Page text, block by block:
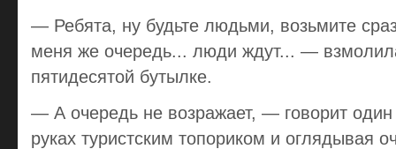
— Ребята, ну будьте людьми, возьмите
меня же очередь... люди ждут... —
пятидесятой бутылке.
— А очередь не возражает, — говорит один
руках туристским топориком и оглядывая